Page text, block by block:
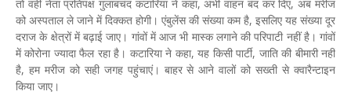
तो वहीं नेता प्रतिपक्ष गुलाबचंद कटारिया ने कहा, अभी वाहन बंद कर दिए, अब मरीज
को अस्पताल ले जाने में दिक्कत होगी। एंबुलेंस की संख्या कम है, इसलिए यह संख्या दूर
दराज के क्षेत्रों में बढ़ाई जाए। गांवों में आज भी मास्क लगाने की परिपाटी नहीं है। गांवों
में कोरोना ज्यादा फैल रहा है। कटारिया ने कहा, यह किसी पार्टी, जाति की बीमारी नहीं
है, हम मरीज को सही जगह पहुंचाएं। बाहर से आने वालों को सख्ती से क्वारैन्टाइन
किया जाए।